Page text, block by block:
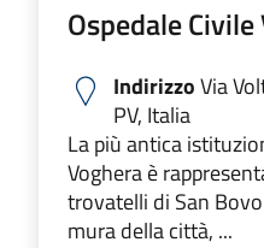
Ospedale
IndirizzoVia
PV, Italia
La più antica
Voghera è
trovatelli di San
mura della città, ...